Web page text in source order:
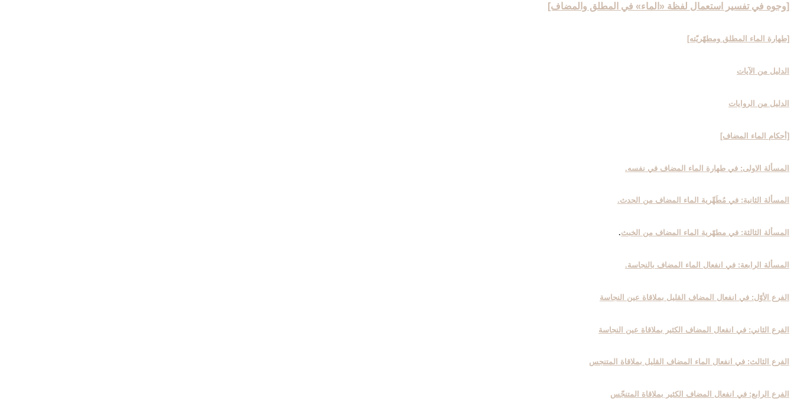
[وجوه في تفسير استعمال لفظة «الماء» في المطلق والمضاف‏]
[طهارة الماء المطلق ومطهّريّته‏]
الدليل من الآيات
الدليل من الروايات
[أحكام الماء المضاف‏]
المسألة الاولى: في طهارة الماء المضاف في نفسه.
المسألة الثانية: في مُطَهِّرية الماء المضاف من الحدث.
المسألة الثالثة: في مطهّرية الماء المضاف من الخبث.
المسألة الرابعة: في انفعال الماء المضاف بالنجاسة.
الفرع الأوّل: في انفعال المضاف القليل بملاقاة عين النجاسة
الفرع الثاني: في انفعال المضاف الكثير بملاقاة عين النجاسة
الفرع الثالث: في انفعال الماء المضاف القليل بملاقاة المتنجس
الفرع الرابع: في انفعال المضاف الكثير بملاقاة المتنجّس